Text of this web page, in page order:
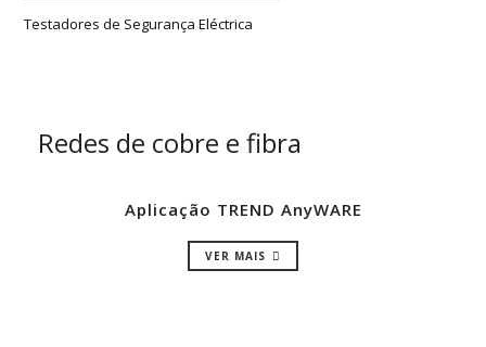
Testadores de Segurança Eléctrica
Redes de cobre e fibra
Aplicação TREND AnyWARE
VER MAIS